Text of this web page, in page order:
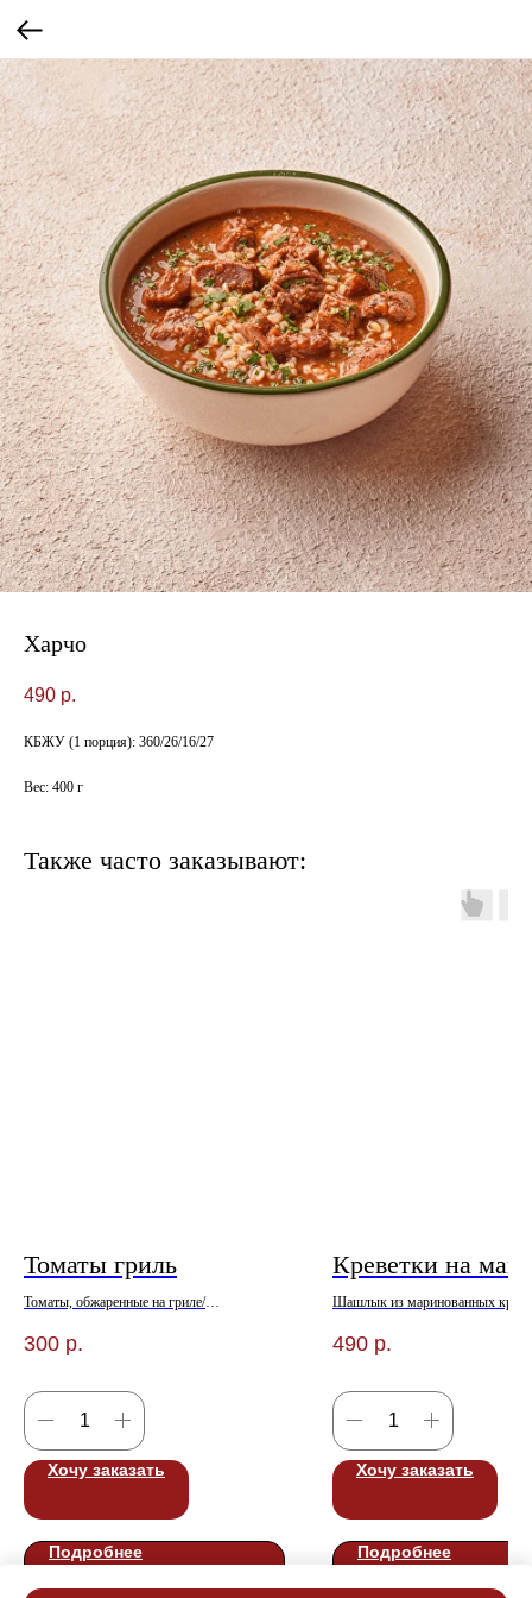
Харчо
490 р.
КБЖУ (1 порция): 360/26/16/27
Вес: 400 г
Также часто заказывают:
Томаты гриль
Томаты, обжаренные на гриле/
300 р.
Хочу заказать
Подробнее
Креветки на
Шашлык из маринованных
зернами граната
490 р.
Хочу заказать
Подробнее